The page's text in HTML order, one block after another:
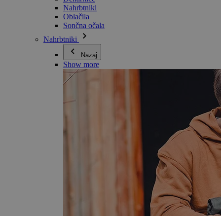
Nahrbtniki
Oblačila
Sončna očala
Nahrbtniki
Nazaj
Show more